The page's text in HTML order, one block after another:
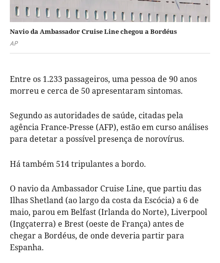
Navio da Ambassador Cruise Line chegou a Bordéus
AP
Entre os 1.233 passageiros, uma pessoa de 90 anos
morreu e cerca de 50 apresentaram sintomas.
Segundo as autoridades de saúde, citadas pela
agência France-Presse (AFP), estão em curso análises
para detetar a possível presença de norovírus.
Há também 514 tripulantes a bordo.
O navio da Ambassador Cruise Line, que partiu das
Ilhas Shetland (ao largo da costa da Escócia) a 6 de
maio, parou em Belfast (Irlanda do Norte), Liverpool
(Ingçaterra) e Brest (oeste de França) antes de
chegar a Bordéus, de onde deveria partir para
Espanha.